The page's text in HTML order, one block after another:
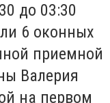
до 03:30
6 оконных
приемной
Валерия
на первом